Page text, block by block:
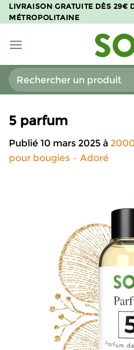
Passer
au
LIVRAISON GRATUITE DÈS 29€
MÉTROPOLITAINE
Recherche
pour :
5 parfum
Publié 10 mars 2025 à
pour bougies – Adoré